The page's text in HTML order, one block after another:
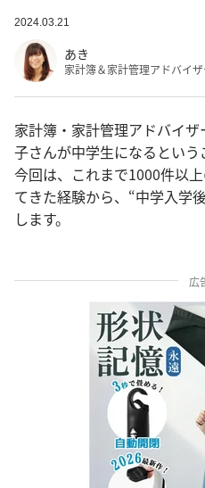
2024.03.21
あき
家計簿＆家計管理アドバイザ
家計簿・家計管理アドバイ
子さんが中学生になるという
今回は、これまで1000件以
てきた経験から、“中学入学
します。
広